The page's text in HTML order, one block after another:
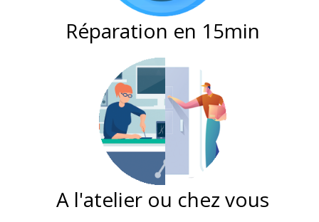
Réparation en 15min
A l'atelier ou chez vous